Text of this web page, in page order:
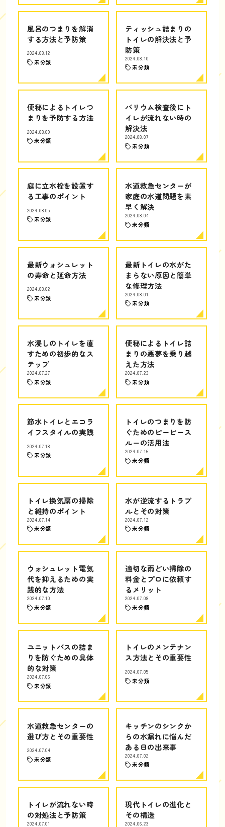
風呂のつまりを解消
する方法と予防策
2024.08.12
未分類
ティッシュ詰まりの
トイレの解決法と予
防策
2024.08.10
未分類
便秘によるトイレつ
まりを予防する方法
2024.08.09
未分類
バリウム検査後にト
イレが流れない時の
解決法
2024.08.07
未分類
庭に立水栓を設置す
る工事のポイント
2024.08.05
未分類
水道救急センターが
家庭の水道問題を素
早く解決
2024.08.04
未分類
最新ウォシュレット
の寿命と延命方法
2024.08.02
未分類
最新トイレの水がた
まらない原因と簡単
な修理方法
2024.08.01
未分類
水浸しのトイレを直
すための初歩的なス
テップ
2024.07.27
未分類
便秘によるトイレ詰
まりの悪夢を乗り越
えた方法
2024.07.23
未分類
節水トイレとエコラ
イフスタイルの実践
2024.07.18
未分類
トイレのつまりを防
ぐためのピーピース
ルーの活用法
2024.07.16
未分類
トイレ換気扇の掃除
と維持のポイント
2024.07.14
未分類
水が逆流するトラブ
ルとその対策
2024.07.12
未分類
ウォシュレット電気
代を抑えるための実
践的な方法
2024.07.10
未分類
適切な雨どい掃除の
料金とプロに依頼す
るメリット
2024.07.08
未分類
ユニットバスの詰ま
りを防ぐための具体
的な対策
2024.07.06
未分類
トイレのメンテナン
ス方法とその重要性
2024.07.05
未分類
水道救急センターの
選び方とその重要性
2024.07.04
未分類
キッチンのシンクか
らの水漏れに悩んだ
ある日の出来事
2024.07.02
未分類
トイレが流れない時
の対処法と予防策
2024.07.01
現代トイレの進化と
その構造
2024.06.23